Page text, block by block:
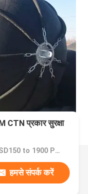
CTN प्रकार सुरक्षा
मूल्य：USD150 to 1900 Per Piece
हमसे संपर्क करें